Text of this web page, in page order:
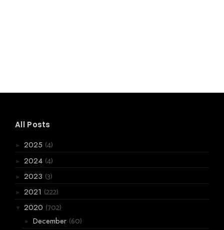
All Posts
► 2025 (4)
► 2024 (4)
► 2023 (3)
► 2021 (222)
▼ 2020 (702)
► December (60)